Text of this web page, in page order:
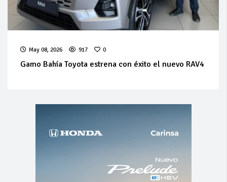
May 08, 2026 917 0
Gamo Bahía Toyota estrena con éxito el nuevo RAV4